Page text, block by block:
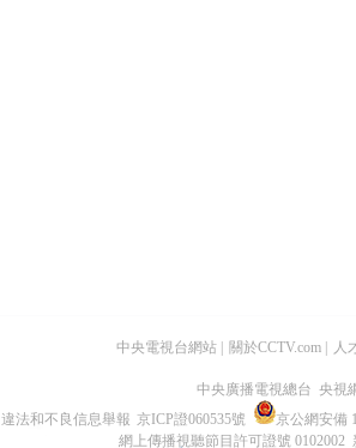
中央電視台網站 關於CCTV.com 人
中央廣播電視總台 央視
違法和不良信息舉報 京ICP證060535號
京公網安備
網上傳播視聽節目許可證號 0102002